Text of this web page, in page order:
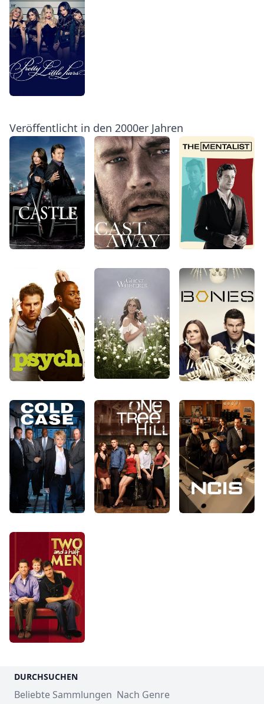
Veröffentlicht in den 2000er Jahren
DURCHSUCHEN
Beliebte Sammlungen Nach Genre